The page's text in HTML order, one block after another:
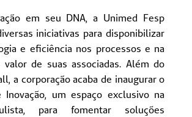
em seu DNA, a Unimed Fesp
iniciativas para disponibilizar
e eficiência nos processos e na
valor de suas associadas. Além do
a corporação acaba de inaugurar o
um espaço exclusivo na
para fomentar soluções